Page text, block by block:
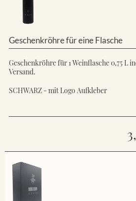
Geschenkröhre für eine Flasche
Geschenkröhre für 1 Weinflasche 0,75 L
Versand.
SCHWARZ - mit Logo Aufkleber